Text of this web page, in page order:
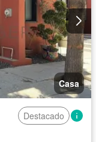
Casa
Destacado